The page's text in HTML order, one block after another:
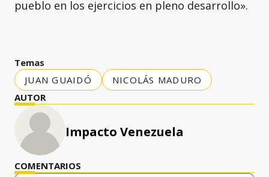
pueblo en los ejercicios en pleno desarrollo».
Temas
JUAN GUAIDÓ
NICOLÁS MADURO
AUTOR
Impacto Venezuela
COMENTARIOS